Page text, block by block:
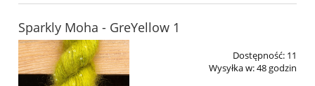
Sparkly Moha - GreYellow 1
Dostępność: 11
Wysyłka w:48 godzin